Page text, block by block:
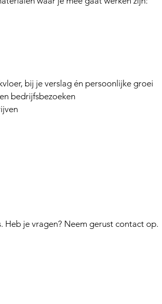
bij je verslag én persoonlijke groei
bedrijfsbezoeken
Heb je vragen? Neem gerust contact op.